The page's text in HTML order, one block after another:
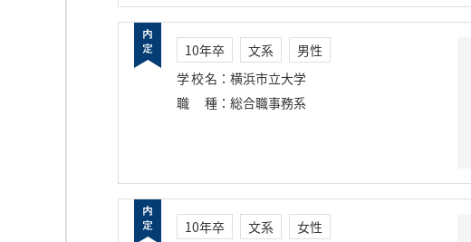
10年卒 文系
男性
学校名 ： 横浜市立大学
職種 ： 総合職事務系
10年卒 文系 女性